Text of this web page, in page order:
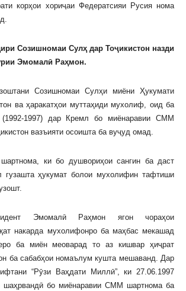
корҳои хориҷаи Федератсияи Русия нома
Созишномаи Сулҳ дар Тоҷикистон назди
Эмомалӣ Раҳмон.
Созишномаи Сулҳи миёни Ҳукумати
ва ҳаракатҳои муттаҳиди мухолиф, оид ба
(1992-1997) дар Кремл бо миёнаравии СММ
вазъияти осоишта ба вуҷуд омад.
ки бо душвориҳои сангин ба даст
ҳукумат болои мухолифин тафтиши
Эмомалӣ Раҳмон ягон чораҳои
накарда мухолифонро ба маҳбас мекашад
ба миён меоварад то аз кишвар ҳиҷрат
ба сабабҳои номаълум кушта мешаванд. Дар
“Рӯзи Ваҳдати Миллӣ”, ки 27.06.1997
шаҳрвандӣ бо миёнаравии СММ шартнома ба